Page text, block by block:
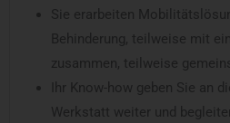
Sie erarbeiten
Behinderung, teilweise mit
zusammen, teilweise
Ihr Know-how geben Sie an
Werkstatt weiter und